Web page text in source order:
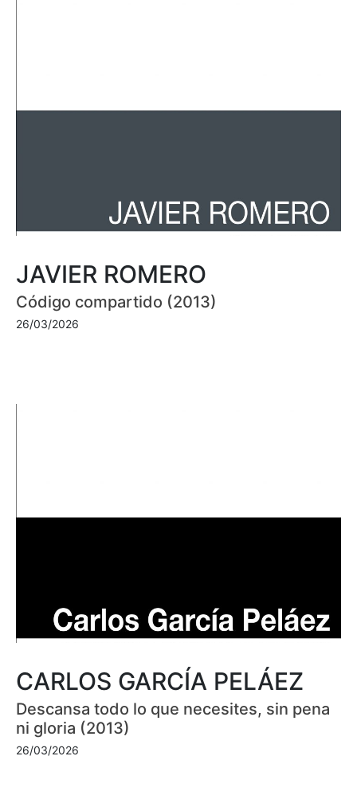
JAVIER ROMERO
Código compartido (2013)
26/03/2026
CARLOS GARCÍA PELÁEZ
Descansa todo lo que necesites, sin pena
ni gloria (2013)
26/03/2026